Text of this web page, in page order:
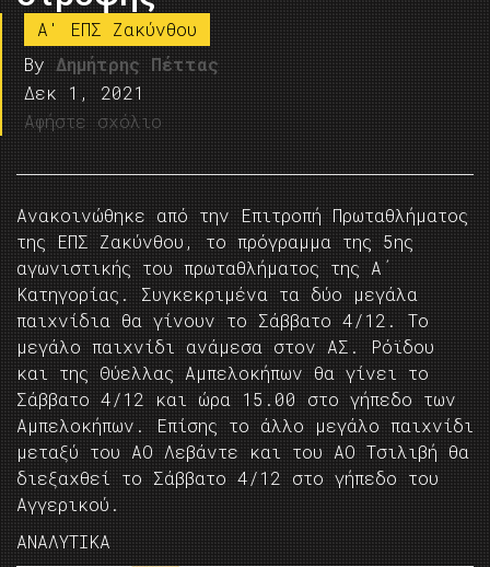
A' ΕΠΣ Ζακύνθου
By Δημήτρης Πέττας
Δεκ 1, 2021
Αφήστε σχόλιο
Ανακοινώθηκε από την Επιτροπή Πρωταθλήματος
της ΕΠΣ Ζακύνθου, το πρόγραμμα της 5ης
αγωνιστικής του πρωταθλήματος της Α΄
Κατηγορίας. Συγκεκριμένα τα δύο μεγάλα
παιχνίδια θα γίνουν το Σάββατο 4/12. Το
μεγάλο παιχνίδι ανάμεσα στον ΑΣ. Ρόϊδου
και της Θύελλας Αμπελοκήπων θα γίνει το
Σάββατο 4/12 και ώρα 15.00 στο γήπεδο των
Αμπελοκήπων. Επίσης το άλλο μεγάλο παιχνίδι
μεταξύ του ΑΟ Λεβάντε και του ΑΟ Τσιλιβή θα
διεξαχθεί το Σάββατο 4/12 στο γήπεδο του
Αγγερικού.
ΑΝΑΛΥΤΙΚΑ